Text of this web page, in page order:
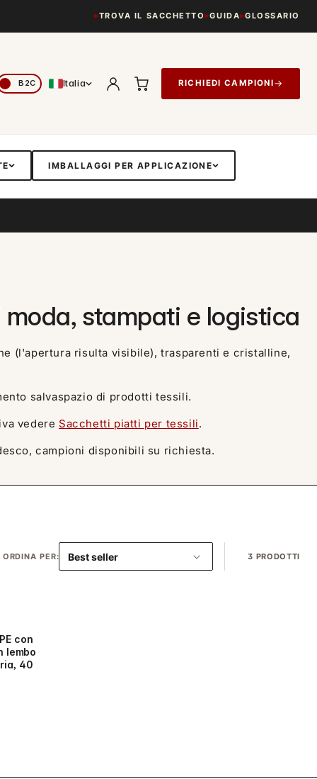
TROVA IL SACCHETTO GUIDA GLOSSARIO
Italia RICHIEDI CAMPIONI→
IMBALLAGGI PER APPLICAZIONE
stampati e logistica
(l'apertura risulta visibile), trasparenti e cristalline,
salvaspazio di prodotti tessili.
vedere Sacchetti piatti per tessili.
campioni disponibili su richiesta.
ORDINA PER: 3 PRODOTTI
con
lembo
40